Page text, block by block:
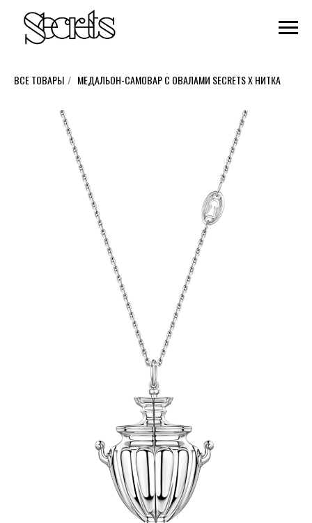
ВСЕ ТОВАРЫ / МЕДАЛЬОН-САМОВАР С ОВАЛАМИ SECRETS X НИТКА